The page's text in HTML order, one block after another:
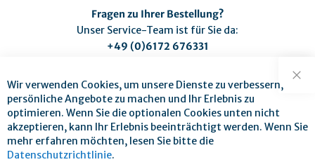
Fragen zu Ihrer Bestellung?
Unser Service-Team ist für Sie da:
+49 (0)6172 676331
service@mse-pharma.de
Wir verwenden Cookies, um unsere Dienste zu verbessern,
persönliche Angebote zu machen und Ihr Erlebnis zu
optimieren. Wenn Sie die optionalen Cookies unten nicht
akzeptieren, kann Ihr Erlebnis beeinträchtigt werden. Wenn Sie
mehr erfahren möchten, lesen Sie bitte die
Datenschutzrichtlinie.